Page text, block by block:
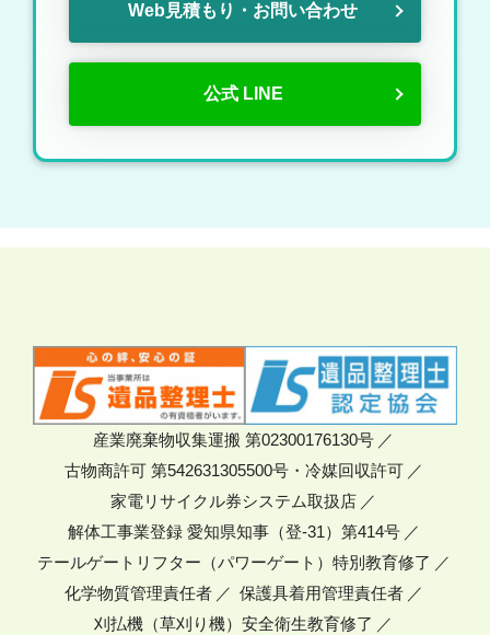
Web見積もり・お問い合わせ
公式 LINE
産業廃棄物収集運搬 第02300176130号
古物商許可 第542631305500号・冷媒回収許可
家電リサイクル券システム取扱店
解体工事業登録 愛知県知事（登-31）第414号
テールゲートリフター（パワーゲート）特別教育修了
化学物質管理責任者
保護具着用管理責任者
刈払機（草刈り機）安全衛生教育修了